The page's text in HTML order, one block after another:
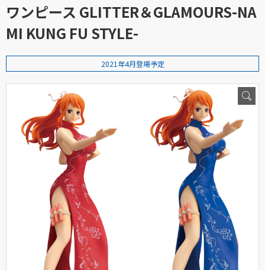
ワンピース GLITTER＆GLAMOURS-NA
MI KUNG FU STYLE-
2021年4月登場予定